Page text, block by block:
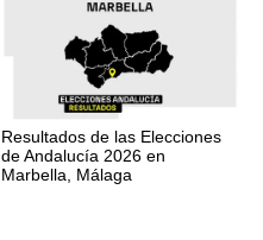
Resultados de las Elecciones
de Andalucía 2026 en
Marbella, Málaga